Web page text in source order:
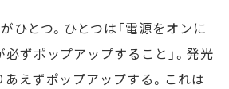
ひとつ。ひとつは「電源をオンに
ずポップアップすること」。発光
えずポップアップする。これは